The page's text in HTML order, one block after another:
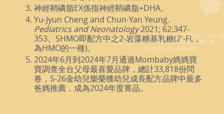
神經鞘磷脂EX係指神經鞘磷脂+DHA。
Yu-Jyun Cheng and Chun-Yan Yeung.
Pediatrics and Neonatology2021; 62:347-
353。SHMO即配方中之2-岩藻糖基乳糖(2'-FL，
為HMO的一種)。
2024年6月到2024年7月通過Mombaby媽媽寶
寶調查全台父母最喜愛品牌，總計33,818份問
卷，S-26金幼兒樂榮獲幼兒成長配方品牌中最多
爸媽推薦，成為2024年度菁品。